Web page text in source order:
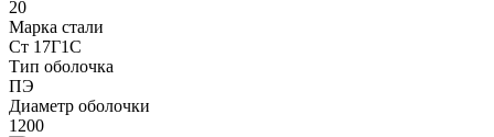
20
Марка стали
Ст 17Г1С
Тип оболочка
ПЭ
Диаметр оболочки
1200